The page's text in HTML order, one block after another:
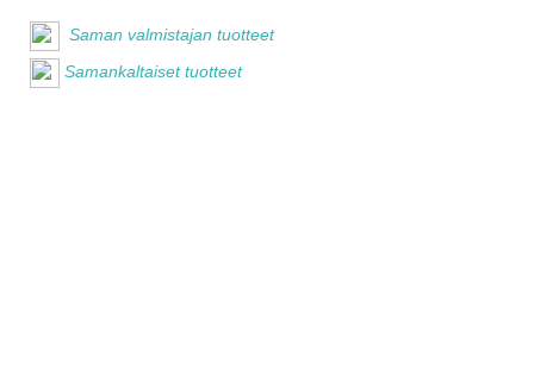
Saman valmistajan tuotteet
Samankaltaiset tuotteet